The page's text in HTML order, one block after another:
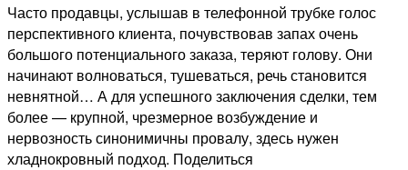
Часто продавцы, услышав в телефонной трубке голос
перспективного клиента, почувствовав запах очень
большого потенциального заказа, теряют голову. Они
начинают волноваться, тушеваться, речь становится
невнятной… А для успешного заключения сделки, тем
более — крупной, чрезмерное возбуждение и
нервозность синонимичны провалу, здесь нужен
хладнокровный подход. Поделиться